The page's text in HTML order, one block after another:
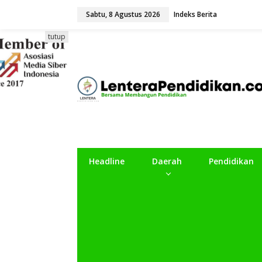
a
t
i
k
e
k
Sabtu, 8 Agustus 2026 Indeks Berita
Headline Daerah Pendidikan
tutup